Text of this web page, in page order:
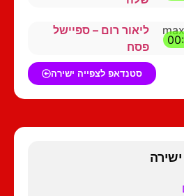
ליאור רום – ספיישל
פסח
סטנדאפ לצפייה ישירה